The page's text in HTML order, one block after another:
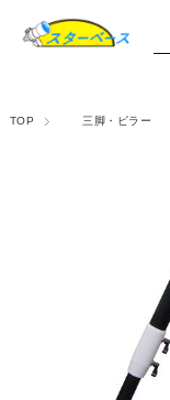
TOP 三脚・ピラー